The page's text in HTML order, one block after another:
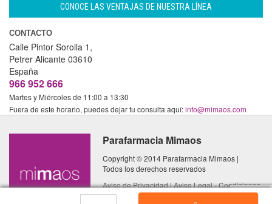
CONOCE LAS VENTAJAS DE NUESTRA LÍNEA
CONTACTO
Calle Pintor Sorolla 1,
Petrer Alicante 03610
España
966 952 666
Martes y Miércoles de 11:00 a 13:30
Fuera de este horario, puedes dejar tu consulta aquí:info@mimaos.com
Parafarmacia Mimaos
Copyright © 2014 Parafarmacia Mimaos |
Todos los derechos reservados
Aviso de Privacidad|Aviso Legal - Condiciones
de Uso
Política de Cookies